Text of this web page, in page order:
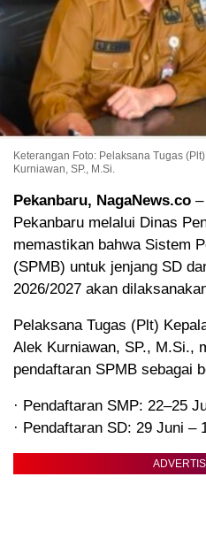
Keterangan Foto: Pelaksana Tugas
Kurniawan, SP., M.Si.
Pekanbaru, NagaNews.co
Pekanbaru melalui Dinas
memastikan bahwa Sistem
(SPMB) untuk jenjang SD
2026/2027 akan
Pelaksana Tugas (Plt)
Alek Kurniawan, SP., M.Si.,
pendaftaran SPMB sebagai
· Pendaftaran SMP: 22–25
· Pendaftaran SD: 29 Juni –